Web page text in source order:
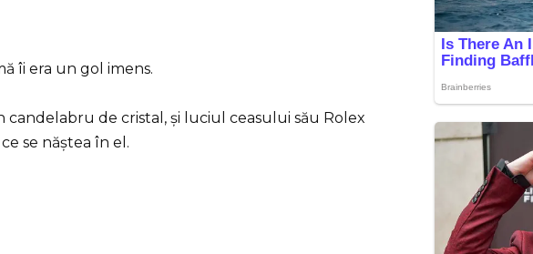
îi era un gol imens.
de cristal, și luciul ceasului său Rolex
se năștea în el.